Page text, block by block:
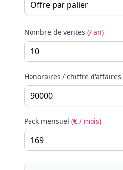
Nombre de ventes (/ an)
Honoraires / chiffre d'affaires
Pack mensuel (€ / mois)